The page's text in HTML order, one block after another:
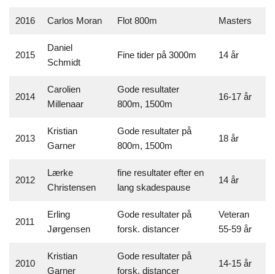
2016 Carlos Moran Flot 800m Masters
2015
Daniel
Schmidt
Fine tider på 3000m 14 år
2014
Carolien
Millenaar
Gode resultater
800m, 1500m
16-17 år
2013
Kristian
Garner
Gode resultater på
800m, 1500m
18 år
2012
Lærke
Christensen
fine resultater efter en
lang skadespause
14 år
2011
Erling
Jørgensen
Gode resultater på
forsk. distancer
Veteran
55-59 år
2010
Kristian
Garner
Gode resultater på
forsk. distancer
14-15 år